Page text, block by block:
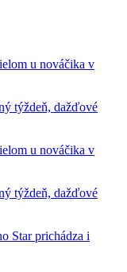
u nováčika v
týždeň, dažďové
u nováčika v
týždeň, dažďové
Star prichádza i